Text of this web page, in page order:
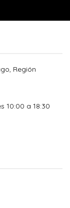
Región
10:00 a 18:30